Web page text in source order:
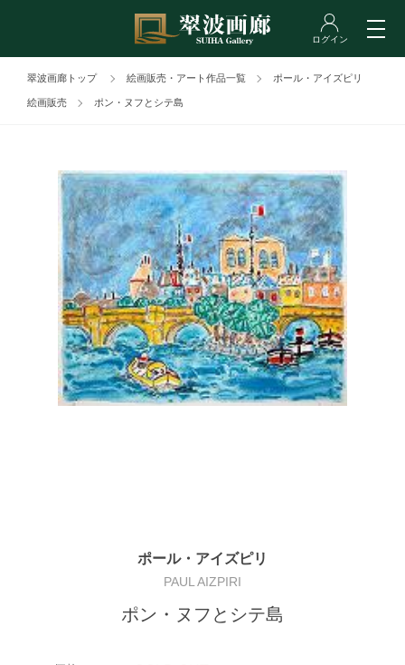
翠波画廊トップ 絵画販売・アート作品一覧 ポール・アイズピリ
絵画販売 ポン・ヌフとシテ島
ポール・アイズピリ
PAUL AIZPIRI
ポン・ヌフとシテ島